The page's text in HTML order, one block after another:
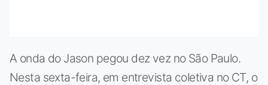
A onda do Jason pegou dez vez no São Paulo.
Nesta sexta-feira, em entrevista coletiva no CT, o